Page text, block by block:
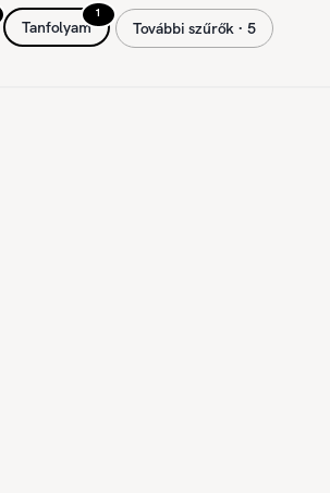
1
Tanfolyam További szűrők ∙ 5